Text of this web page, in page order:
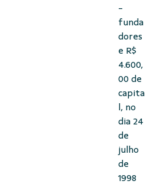
-
funda
dores
e R$
4.600,
00 de
capita
l, no
dia 24
de
julho
de
1998